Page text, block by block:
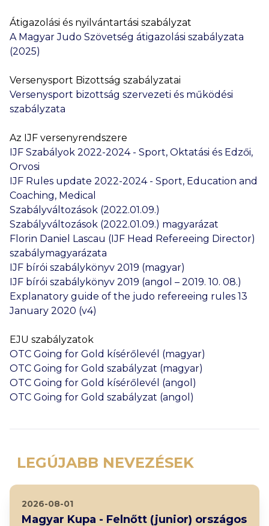
Átigazolási és nyilvántartási szabályzat
A Magyar Judo Szövetség átigazolási szabályzata
(2025)
Versenysport Bizottság szabályzatai
Versenysport bizottság szervezeti és működési
szabályzata
Az IJF versenyrendszere
IJF Szabályok 2022-2024 - Sport, Oktatási és Edzői,
Orvosi
IJF Rules update 2022-2024 - Sport, Education and
Coaching, Medical
Szabályváltozások (2022.01.09.)
Szabályváltozások (2022.01.09.) magyarázat
Florin Daniel Lascau (IJF Head Refereeing Director)
szabálymagyarázata
IJF bírói szabálykönyv 2019 (magyar)
IJF bírói szabálykönyv 2019 (angol – 2019. 10. 08.)
Explanatory guide of the judo refereeing rules 13
January 2020 (v4)
EJU szabályzatok
OTC Going for Gold kísérőlevél (magyar)
OTC Going for Gold szabályzat (magyar)
OTC Going for Gold kísérőlevél (angol)
OTC Going for Gold szabályzat (angol)
LEGÚJABB NEVEZÉSEK
2026-08-01
Magyar Kupa - Felnőtt (junior) országos